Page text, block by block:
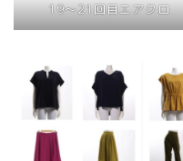
19〜21回目エアクロ